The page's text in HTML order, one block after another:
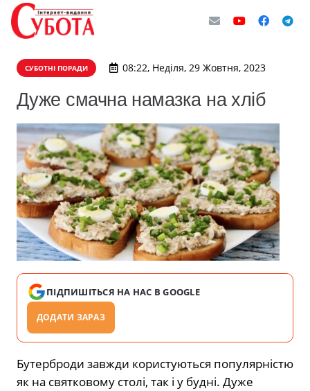
СУБОТНІ ПОРАДИ 08:22, Неділя, 29 Жовтня, 2023
Дуже смачна намазка на хліб
ПІДПИШІТЬСЯ НА НАС В GOOGLE
ДОДАТИ ЗАРАЗ
Бутерброди завжди користуються популярністю
як на святковому столі, так і у будні. Дуже